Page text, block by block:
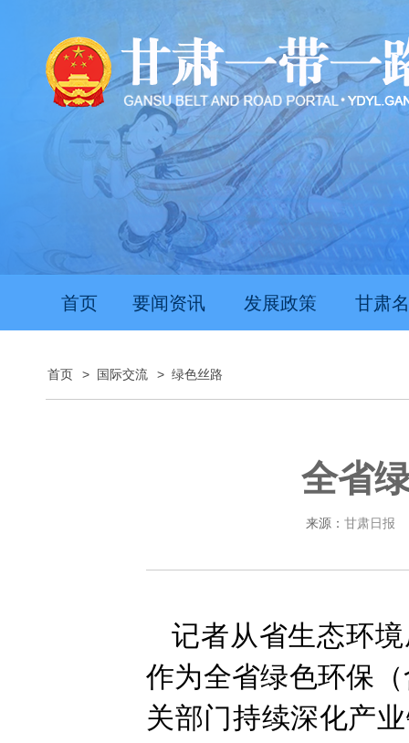
首页 要闻资讯 发展政策 甘肃
首页 > 国际交流 > 绿色丝路
全省
来源： 甘肃日报
记者从省生态环
作为全省绿色环保
关部门持续深化产